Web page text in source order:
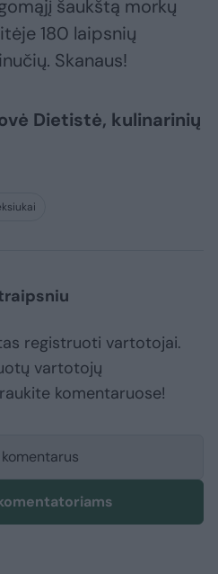
šaukštą morkų
180 laipsnių
Skanaus!
Dietistė, kulinarinių
registruoti vartotojai.
vartotojų
komentaruose!